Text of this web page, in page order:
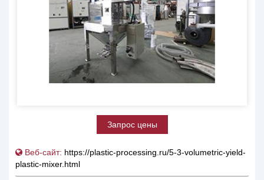
Запрос цены
Веб-сайт: https://plastic-processing.ru/5-3-volumetric-yield-
plastic-mixer.html